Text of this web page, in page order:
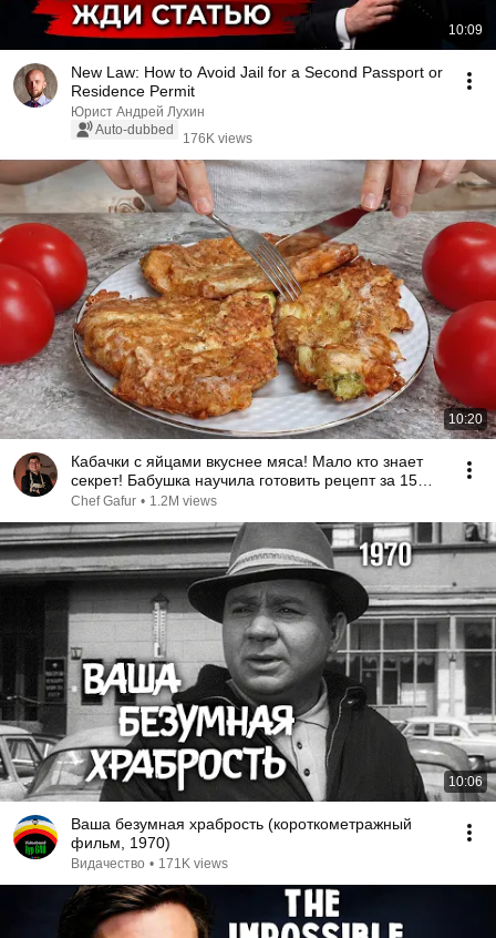
10:09
New Law: How to Avoid Jail for a Second Passport or
Residence Permit
Юрист Андрей Лухин
Auto-dubbed
176K views
10:20
Кабачки с яйцами вкуснее мяса! Мало кто знает
секрет! Бабушка научила готовить рецепт за 15
минут
Chef Gafur • 1.2M views
10:06
Ваша безумная храбрость (короткометражный
фильм, 1970)
Видачество • 171K views